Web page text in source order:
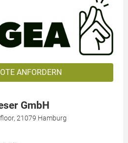
ANFORDERN
GmbH
21079 Hamburg